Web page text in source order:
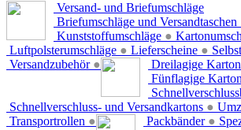
Versand- und Briefumschläge
Briefumschläge und Versandtaschen
Kunststoffumschläge ●
Luftpolsterumschläge ● Lieferscheine ●
Versandzubehör ● Dreilagige
Fünflagige
Schnellverschluss- und Versandkartons ●
Transportrollen ● Packbänder ●